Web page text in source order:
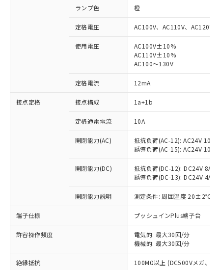
ランプ色 橙
定格電圧 AC100V、AC110V、AC120V
使用電圧
AC100V±10%
AC110V±10%
AC100～130V
定格電流 12mA
接点定格 接点構成 1a+1b
定格通電電流 10A
開閉能力(AC)
抵抗負荷(AC-12): AC24V 10A/
誘導負荷(AC-15): AC24V
開閉能力(DC)
抵抗負荷(DC-12): DC24V 8A/
誘導負荷(DC-13): DC24V 4A/
開閉能力説明 測定条件: 周囲温度 20±2℃、
端子仕様 プッシュインPlus端子台
許容操作頻度
電気的: 最大30回/分
機械的: 最大30回/分
絶縁抵抗 100MΩ以上 (DC500Vメガ、点
ご利用条件
以下の条件をお読みいただき、同意のうえ
商品の当社在庫状況および標準価格
(税抜)を提供させていただくもので
当社制御機器事業取扱商品の中には、
※1 対応状況
対応済み：EU RoHS指令（10物質）の
対応予定：EU RoHS指令（10物質）の非含
有に対応した製品に切り替える予定のある
対応予定なし：EU RoHS指令（10物質）の
非含有に非対応の商品で、対応品を出す予
調査・確認中：EU RoHS指令（10物質）の
非含有の対応状況を調査中または確認中の
商品です。
非該当品：ライセンス料など無形物で、有
害物質有無と関係のない商品です。
「○」：最大均質材料含有率が中国RoHSの
「×」：最大均質材料含有率が中国RoHSの